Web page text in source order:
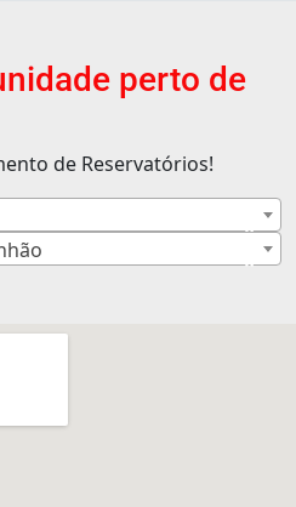
perto de
de Reservatórios!
×
×